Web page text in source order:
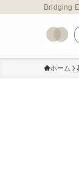
Bridging
ホーム